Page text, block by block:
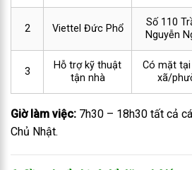
2 Viettel Đức Phổ
Số 110
Nguyễn
3
Hỗ trợ kỹ thuật
tận nhà
Có mặt
xã/
Giờ làm việc: 7h30 – 18h30 tất cả
Chủ Nhật.